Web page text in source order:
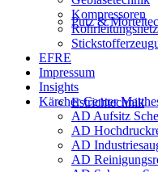
Putz &
Estrichtechnik
Kompressoren
EFRE
Impressum
Insights
Kärcher Center
AD Aufsitz
AD
AD
AD